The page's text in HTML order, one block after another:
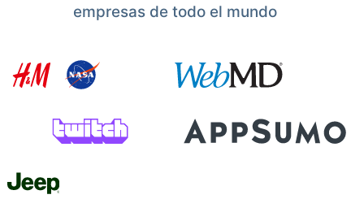
empresas de todo el mundo